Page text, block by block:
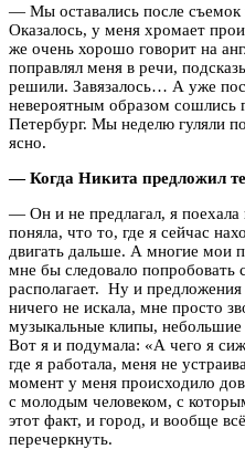
— Мы оставались после
Оказалось, у меня хромает
же очень хорошо говорит на
поправлял меня в речи,
решили. Завязалось… А уже
невероятным образом сошлись
Петербург. Мы неделю гуляли
ясно.
— Когда Никита предложил
— Он и не предлагал, я
поняла, что то, где я сейчас
двигать дальше. А многие мои
мне бы следовало попробовать
располагает. Ну и предложения
ничего не искала, мне просто
музыкальные клипы, небольшие
Вот я и подумала: «А чего я
где я работала, меня не
момент у меня происходило
с молодым человеком, с
этот факт, и город, и вообще
перечеркнуть.